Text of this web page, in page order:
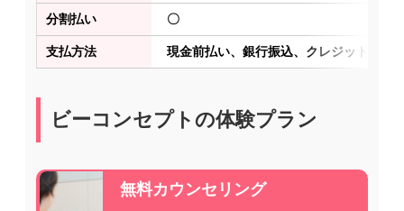
分割払い 〇
支払方法 現金前払い、銀行振込、クレジットカー
ビーコンセプトの体験プラン
無料カウンセリング